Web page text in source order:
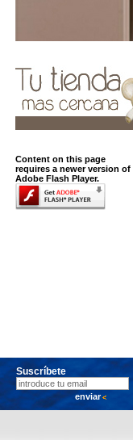
Content on this page
requires a newer version of
Adobe Flash Player.
Suscríbete
enviar